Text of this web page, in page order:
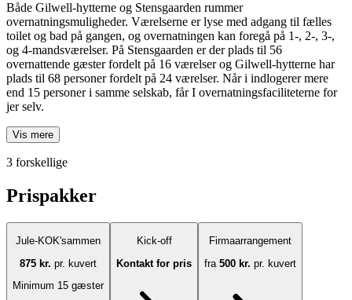
Både Gilwell-hytterne og Stensgaarden rummer
overnatningsmuligheder. Værelserne er lyse med adgang til fælles
toilet og bad på gangen, og overnatningen kan foregå på 1-, 2-, 3-,
og 4-mandsværelser. På Stensgaarden er der plads til 56
overnattende gæster fordelt på 16 værelser og Gilwell-hytterne har
plads til 68 personer fordelt på 24 værelser. Når i indlogerer mere
end 15 personer i samme selskab, får I overnatningsfaciliteterne for
jer selv.
Vis mere
3 forskellige
Prispakker
Jule-KOK'sammen
875 kr. pr. kuvert
Minimum 15 gæster
Kick-off
Kontakt for pris
Firmaarrangement
fra 500 kr. pr. kuvert